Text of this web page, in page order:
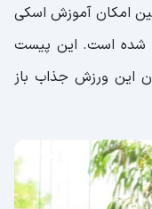
امکان آموزش اسکی
شده است. این پیست
این ورزش جذاب باز